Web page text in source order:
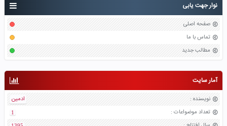
نوار جهت یابی
صفحه اصلی
تماس با ما
مطالب جدید
آمار سایت
نویسنده :
ادمین
تعداد موضواعات :
1